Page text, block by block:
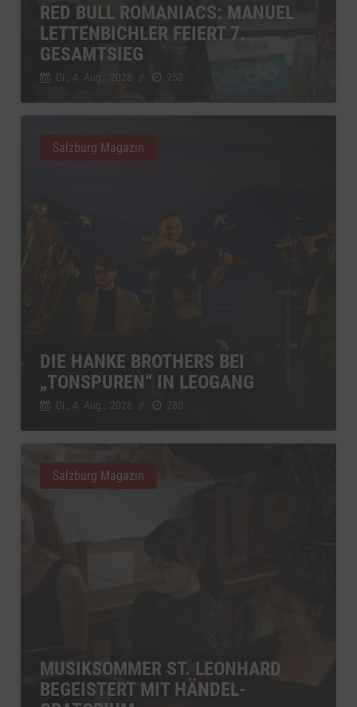
RED BULL ROMANIACS: MANUEL
LETTENBICHLER FEIERT 7.
GESAMTSIEG
Di., 4. Aug.. 2026 // 252
DIE HANKE BROTHERS BEI
„TONSPUREN“ IN LEOGANG
Di., 4. Aug.. 2026 // 280
Salzburg Magazin
MUSIKSOMMER ST. LEONHARD
BEGEISTERT MIT HÄNDEL-
Salzburg Magazin